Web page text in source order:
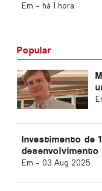
Em - há 1 hora
Popular
Investimento de
desenvolvimento
Em - 03 Aug 2025